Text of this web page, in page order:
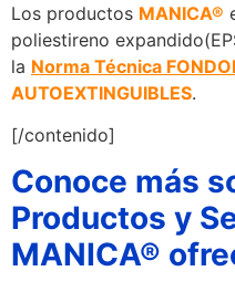
Los productos MANICA®
poliestireno
la Norma Técnica
AUTOEXTINGUIBLES.
[/contenido]
Conoce más
Productos y
MANICA®